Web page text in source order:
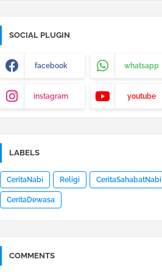
SOCIAL PLUGIN
facebook whatsapp
instagram youtube
LABELS
CeritaNabi Religi CeritaSahabatNabi
CeritaDewasa
COMMENTS